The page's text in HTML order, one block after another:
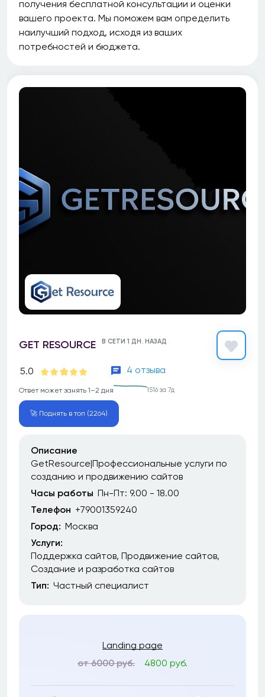
получения бесплатной консультации и оценки
вашего проекта. Мы поможем вам определить
наилучший подход, исходя из ваших
потребностей и бюджета.
GET RESOURCE В СЕТИ 1 ДН. НАЗАД
5.0 4 отзыва
Ответ может занять 1–2 дня 1516 за 7д
🚀 Поднять в топ (2264)
Описание
GetResource|Профессиональные услуги по
созданию и продвижению сайтов
Часы работы Пн-Пт: 9.00 - 18.00
Телефон +79001359240
Город: Москва
Услуги:
Поддержка сайтов Продвижение сайтов
Создание и разработка сайтов
Тип: Частный специалист
Landing page
от 6000 руб.
4800 руб.